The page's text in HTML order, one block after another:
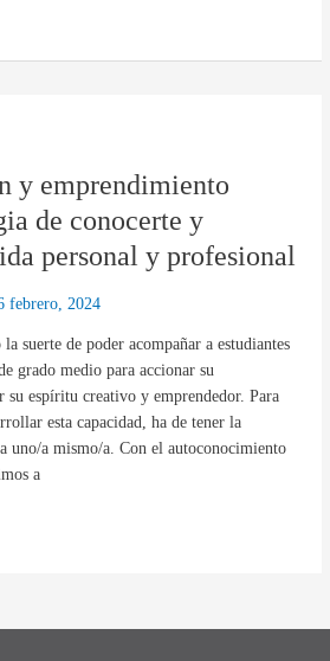
y emprendimiento
de conocerte y
personal y profesional
febrero, 2024
suerte de poder acompañar a estudiantes
grado medio para accionar su
su espíritu creativo y emprendedor. Para
esta capacidad, ha de tener la
uno/a mismo/a. Con el autoconocimiento
a